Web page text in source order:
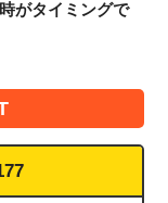
がタイミングで